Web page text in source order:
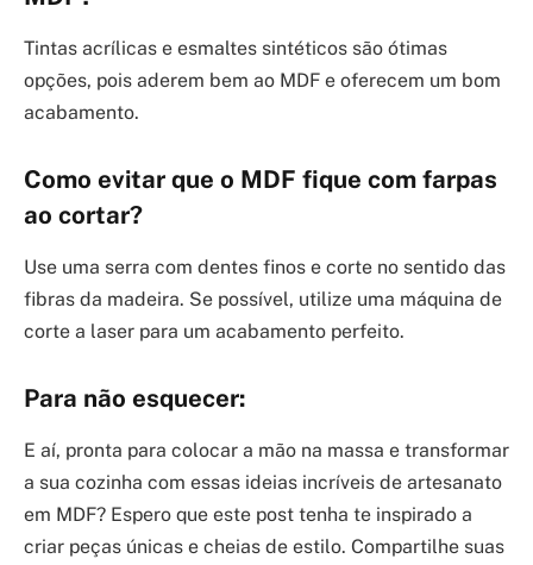
Tintas acrílicas e esmaltes sintéticos são ótimas
opções, pois aderem bem ao MDF e oferecem um bom
acabamento.
Como evitar que o MDF fique com farpas
ao cortar?
Use uma serra com dentes finos e corte no sentido das
fibras da madeira. Se possível, utilize uma máquina de
corte a laser para um acabamento perfeito.
Para não esquecer:
E aí, pronta para colocar a mão na massa e transformar
a sua cozinha com essas ideias incríveis de artesanato
em MDF? Espero que este post tenha te inspirado a
criar peças únicas e cheias de estilo. Compartilhe suas